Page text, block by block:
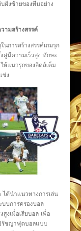
ฝั่งซ้ายของทีมอย่าง
ามสร้างสรรค์
การสร้างสรรค์เกมรุก
คู่มีความเร็วสูง ทักษะ
ห้แนวรุกของลีดส์เต็ม
ข่ง
ได้นำแนวทางการเล่น
บการครองบอล
งเมื่อเสียบอล เพื่อ
รัชญาฟุตบอลแบบ